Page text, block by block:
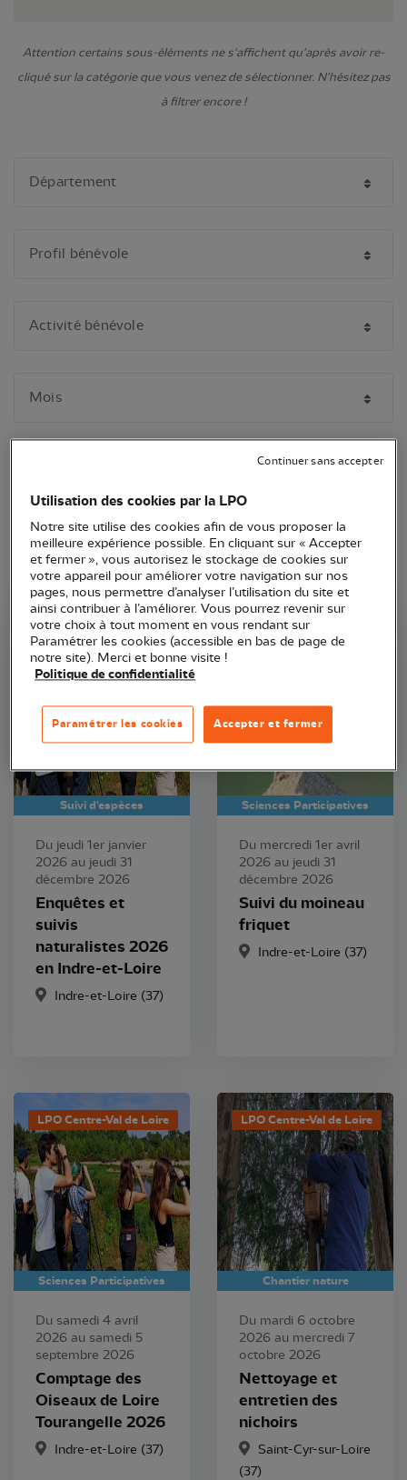
Attention certains sous-éléments ne s'affichent qu'après avoir re-
cliqué sur la catégorie que vous venez de sélectionner. N'hésitez pas
à filtrer encore !
LPO Centre-Val de Loire
Suivi d'espèces
Du jeudi 1er janvier
2026 au jeudi 31
décembre 2026
Enquêtes et
suivis
naturalistes 2026
en Indre-et-Loire
Indre-et-Loire (37)
LPO Centre-Val de Loire
Sciences Participatives
Du mercredi 1er avril
2026 au jeudi 31
décembre 2026
Suivi du moineau
friquet
Indre-et-Loire (37)
LPO Centre-Val de Loire
Sciences Participatives
Du samedi 4 avril
2026 au samedi 5
septembre 2026
Comptage des
Oiseaux de Loire
Tourangelle 2026
Indre-et-Loire (37)
LPO Centre-Val de Loire
Chantier nature
Du mardi 6 octobre
2026 au mercredi 7
octobre 2026
Nettoyage et
entretien des
nichoirs
Saint-Cyr-sur-Loire
(37)
Utilisation des cookies par la LPO
Notre site utilise des cookies afin de vous proposer la
meilleure expérience possible. En cliquant sur « Accepter
et fermer », vous autorisez le stockage de cookies sur
votre appareil pour améliorer votre navigation sur nos
pages, nous permettre d’analyser l’utilisation du site et
ainsi contribuer à l’améliorer. Vous pourrez revenir sur
votre choix à tout moment en vous rendant sur
Paramétrer les cookies (accessible en bas de page de
notre site). Merci et bonne visite !
Politique de confidentialité
Accepter et fermer
Paramétrer les cookies
Continuer sans accepter